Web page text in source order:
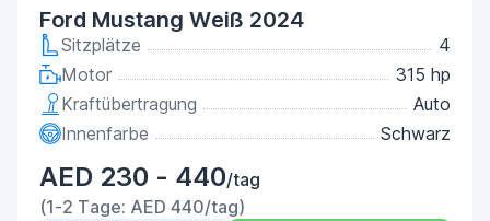
Ford Mustang Weiß 2024
Sitzplätze
4
Motor
315 hp
Kraftübertragung
Auto
Innenfarbe
Schwarz
AED 230 - 440/tag
(1-2 Tage: AED 440/tag)